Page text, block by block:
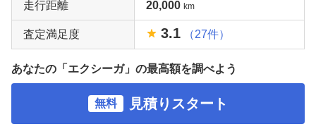
走行距離 20,000 km
査定満足度 3.1 （27件）
あなたの「エクシーガ」の最高額を調べよう
無料 見積りスタート